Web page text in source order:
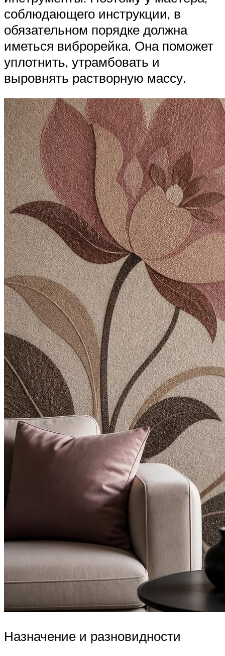
соблюдающего инструкции, в
обязательном порядке должна
иметься виброрейка. Она поможет
уплотнить, утрамбовать и
выровнять растворную массу.
Назначение и разновидности